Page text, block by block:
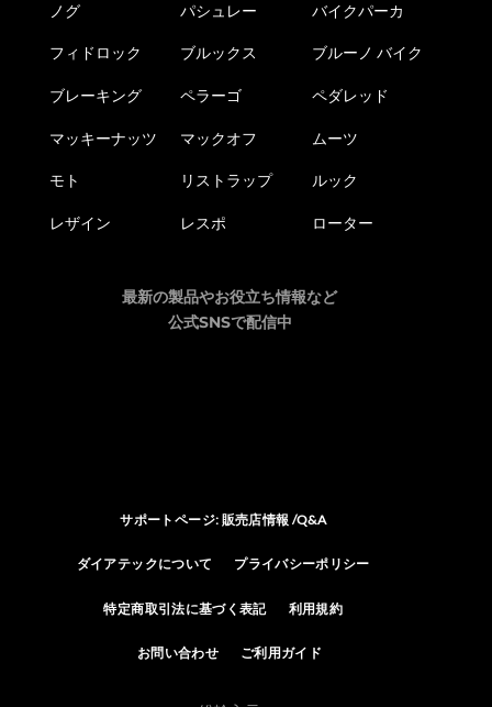
ノグ パシュレー バイクパーカ
フィドロック ブルックス ブルーノ バイク
ブレーキング ペラーゴ ペダレッド
マッキーナッツ マックオフ ムーツ
モト リストラップ ルック
レザイン レスポ ローター
最新の製品やお役立ち情報など
公式SNSで配信中
サポートページ: 販売店情報 /Q&A
ダイアテックについて プライバシーポリシー
特定商取引法に基づく表記 利用規約
お問い合わせ ご利用ガイド